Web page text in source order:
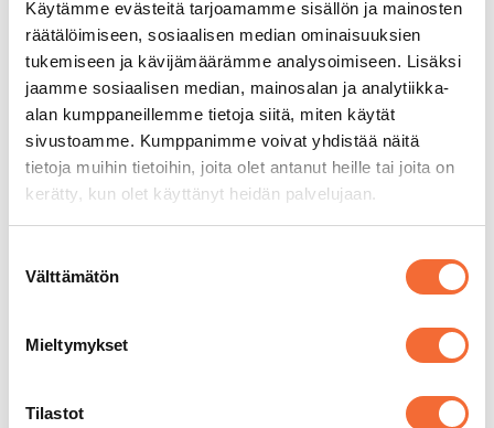
Käytämme evästeitä tarjoamamme sisällön ja mainosten
räätälöimiseen, sosiaalisen median ominaisuuksien
tukemiseen ja kävijämäärämme analysoimiseen. Lisäksi
jaamme sosiaalisen median, mainosalan ja analytiikka-
alan kumppaneillemme tietoja siitä, miten käytät
sivustoamme. Kumppanimme voivat yhdistää näitä
tietoja muihin tietoihin, joita olet antanut heille tai joita on
kerätty, kun olet käyttänyt heidän palvelujaan.
valinta
Välttämätön
Mieltymykset
Tilastot
Lahjakortti: 3 teatterilippua
49,50€ sis. alv 13,5%